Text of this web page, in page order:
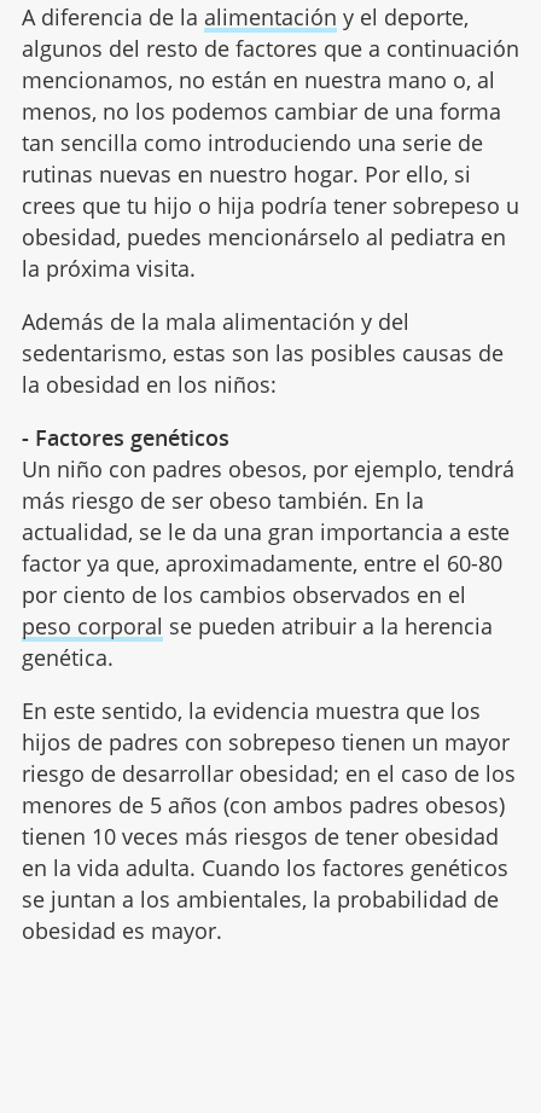
A diferencia de la alimentación y el deporte,
algunos del resto de factores que a continuación
mencionamos, no están en nuestra mano o, al
menos, no los podemos cambiar de una forma
tan sencilla como introduciendo una serie de
rutinas nuevas en nuestro hogar. Por ello, si
crees que tu hijo o hija podría tener sobrepeso u
obesidad, puedes mencionárselo al pediatra en
la próxima visita.
Además de la mala alimentación y del
sedentarismo, estas son las posibles causas de
la obesidad en los niños:
- Factores genéticos
Un niño con padres obesos, por ejemplo, tendrá
más riesgo de ser obeso también. En la
actualidad, se le da una gran importancia a este
factor ya que, aproximadamente, entre el 60-80
por ciento de los cambios observados en el
peso corporal se pueden atribuir a la herencia
genética.
En este sentido, la evidencia muestra que los
hijos de padres con sobrepeso tienen un mayor
riesgo de desarrollar obesidad; en el caso de los
menores de 5 años (con ambos padres obesos)
tienen 10 veces más riesgos de tener obesidad
en la vida adulta. Cuando los factores genéticos
se juntan a los ambientales, la probabilidad de
obesidad es mayor.